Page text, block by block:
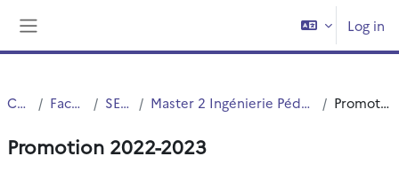
Log in
Courses Faculté PsySEF SEF Master Master 2 Ingénierie Pédagogique Multimodale - présentiel Promotion 2022-2023
Promotion 2022-2023